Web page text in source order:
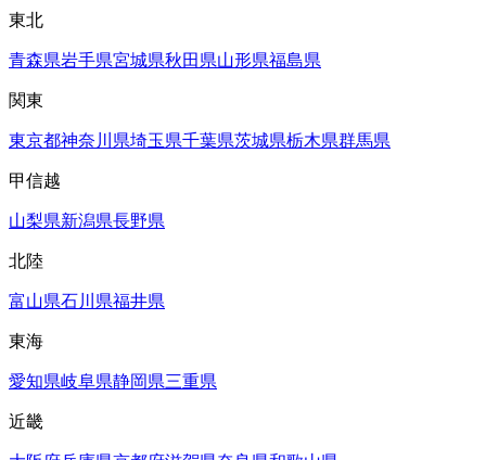
東北
青森県岩手県宮城県秋田県山形県福島県
関東
東京都神奈川県埼玉県千葉県茨城県栃木県群馬県
甲信越
山梨県新潟県長野県
北陸
富山県石川県福井県
東海
愛知県岐阜県静岡県三重県
近畿